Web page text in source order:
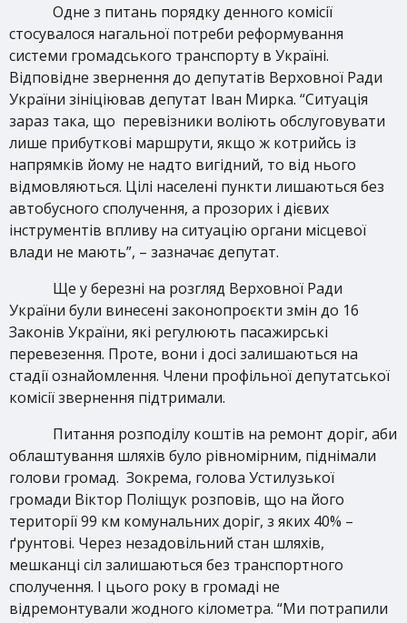
Одне з питань порядку денного комісії
стосувалося нагальної потреби реформування
системи громадського транспорту в Україні.
Відповідне звернення до депутатів Верховної Ради
України зініціював депутат Іван Мирка. “Ситуація
зараз така, що перевізники воліють обслуговувати
лише прибуткові маршрути, якщо ж котрийсь із
напрямків йому не надто вигідний, то від нього
відмовляються. Цілі населені пункти лишаються без
автобусного сполучення, а прозорих і дієвих
інструментів впливу на ситуацію органи місцевої
влади не мають”, – зазначає депутат.
Ще у березні на розгляд Верховної Ради
України були винесені законопроєкти змін до 16
Законів України, які регулюють пасажирські
перевезення. Проте, вони і досі залишаються на
стадії ознайомлення. Члени профільної депутатської
комісії звернення підтримали.
Питання розподілу коштів на ремонт доріг, аби
облаштування шляхів було рівномірним, піднімали
голови громад. Зокрема, голова Устилузької
громади Віктор Поліщук розповів, що на його
території 99 км комунальних доріг, з яких 40% –
ґрунтові. Через незадовільний стан шляхів,
мешканці сіл залишаються без транспортного
сполучення. І цього року в громаді не
відремонтували жодного кілометра. “Ми потрапили